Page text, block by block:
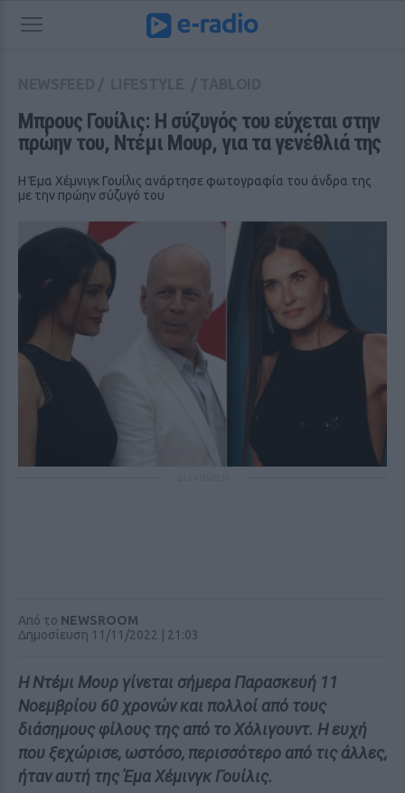
Μπρους Γουίλις: Η σύζυγός του εύχεται στην
πρώην του, Ντέμι Μουρ, για τα γενέθλιά της
Η Έμα Χέμνιγκ Γουίλις ανάρτησε φωτογραφία του άνδρα της
με την πρώην σύζυγό του
Από το NEWSROOM
Δημοσίευση 11/11/2022 | 21:03
Η Ντέμι Μουρ γίνεται σήμερα Παρασκευή 11
Νοεμβρίου 60 χρονών και πολλοί από τους
διάσημους φίλους της από το Χόλιγουντ. Η ευχή
που ξεχώρισε, ωστόσο, περισσότερο από τις άλλες,
ήταν αυτή της Έμα Χέμινγκ Γουίλις.